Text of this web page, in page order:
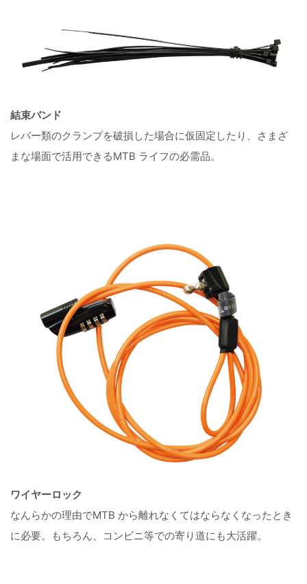
結束バンド
レバー類のクランプを破損した場合に仮固定したり、さまざ
まな場面で活用できるMTB ライフの必需品。
ワイヤーロック
なんらかの理由でMTB から離れなくてはならなくなったとき
に必要。もちろん、コンビニ等での寄り道にも大活躍。